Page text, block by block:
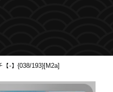
【-】{038/193}[M2a]